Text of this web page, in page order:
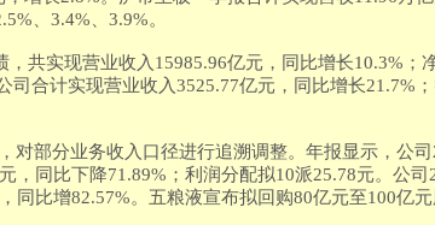
、3.4%、3.9%。
共实现营业收入15985.96亿元，同比增长10.3%；
司合计实现营业收入3525.77亿元，同比增长21.7%
对部分业务收入口径进行追溯调整。年报显示，公
，同比下降71.89%；利润分配拟10派25.78元。公
同比增82.57%。五粮液宣布拟回购80亿元至100亿元